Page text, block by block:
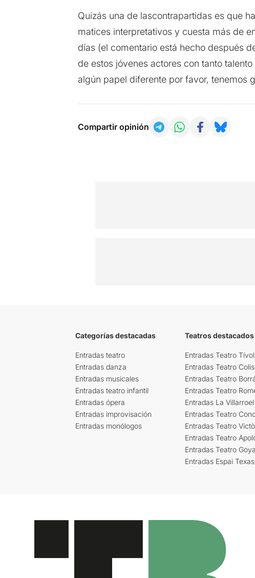
Quizás una de lascontrapartidas es que
matices interpretativos y cuesta más de
días (el comentario está hecho después
de estos jóvenes actores con tanto
algún papel diferente por favor, tenemos
Compartir opinión
Categorías destacadas
Entradas teatro
Entradas danza
Entradas musicales
Entradas teatro infantil
Entradas ópera
Entradas improvisación
Entradas monólogos
Teatros destacados
Entradas Teatro
Entradas Teatro
Entradas Teatro
Entradas Teatro
Entradas La Villarroel
Entradas Teatro
Entradas Teatro
Entradas Teatro
Entradas Teatro Goya
Entradas Espai Texas